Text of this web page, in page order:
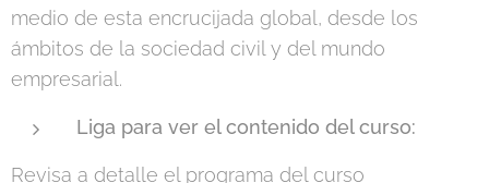
medio de esta encrucijada global, desde los
ámbitos de la sociedad civil y del mundo
empresarial.
Liga para ver el contenido del curso:
Revisa a detalle el programa del curso